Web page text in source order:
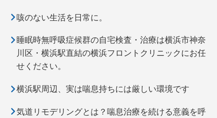
咳のない生活を日常に。
睡眠時無呼吸症候群の自宅検査・治療は横浜市神奈
川区・横浜駅直結の横浜フロントクリニックにお任
せください。
横浜駅周辺、実は喘息持ちには厳しい環境です
気道リモデリングとは？喘息治療を続ける意義を呼